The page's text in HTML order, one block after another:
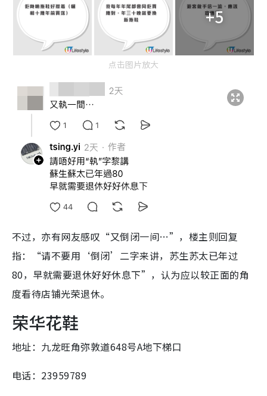
+5
点击图片放大
不过，亦有网友感叹“又倒闭一间…”，楼主则回复
指：“请不要用‘倒闭’二字来讲，苏生苏太已年过
80，早就需要退休好好休息下”，认为应以较正面的角
度看待店铺光荣退休。
荣华花鞋
地址：九龙旺角弥敦道648号A地下梯口
电话：23959789